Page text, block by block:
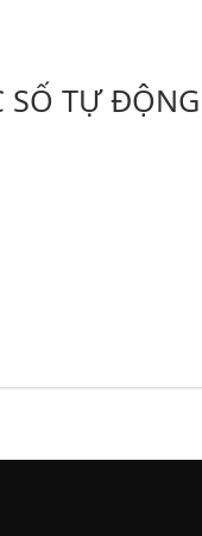
SỐ TỰ ĐỘNG